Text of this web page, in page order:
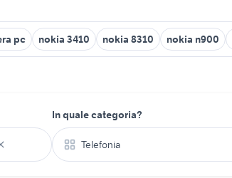
pc nokia 3410 nokia 8310 nokia n900
In quale categoria?
Telefonia